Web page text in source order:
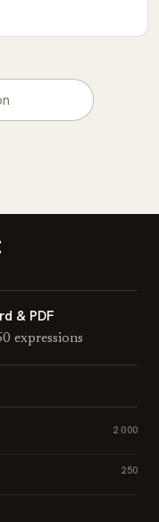
& PDF
expressions
2 000
250